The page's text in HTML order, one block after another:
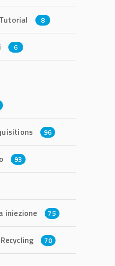
8
6
96
93
iniezione 75
70